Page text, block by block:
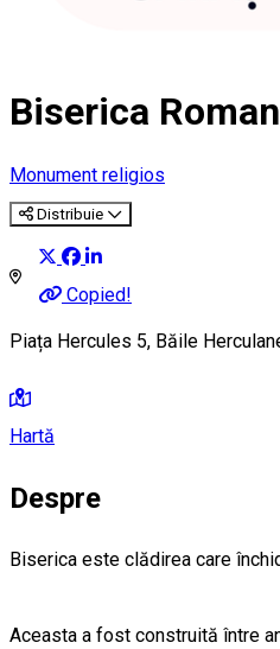
Biserica
Monument religios
Distribuie
Copied!
Piața Hercules 5, Băile
Hartă
Despre
Biserica este clădirea care
Aceasta a fost construită între